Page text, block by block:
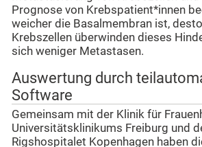
Prognose von Krebspatient*innen
weicher die Basalmembran ist,
Krebszellen überwinden dieses
sich weniger Metastasen.
Auswertung durch
Software
Gemeinsam mit der Klinik für
Universitätsklinikums Freiburg und
Rigshospitalet Kopenhagen haben